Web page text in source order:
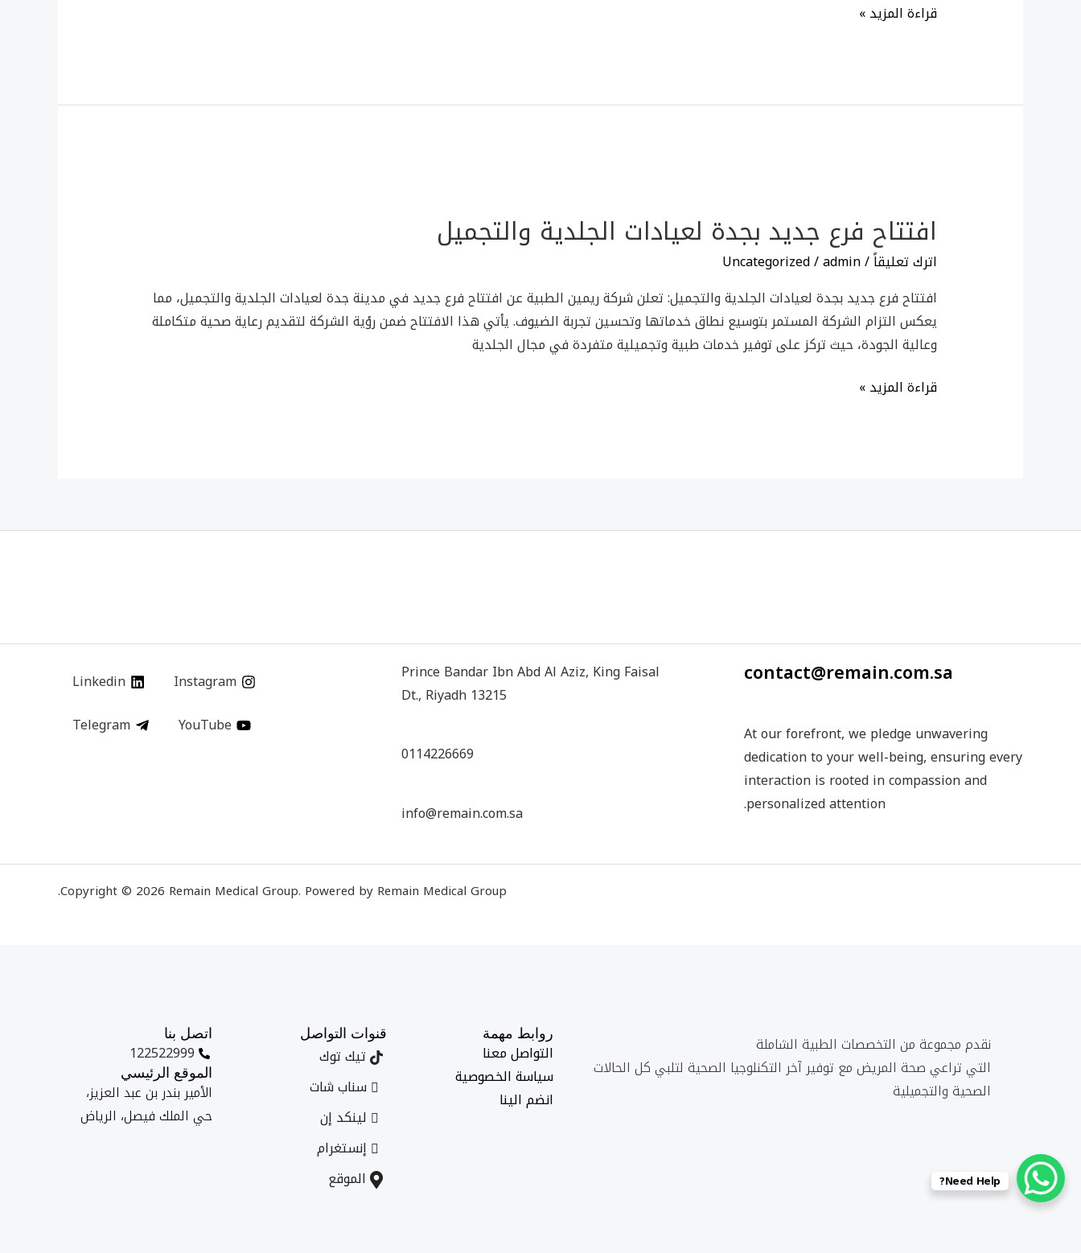
قراءة المزيد »
افتتاح فرع جديد بجدة لعيادات الجلدية والتجميل
اترك تعليقاً/
Uncategorized/admin
افتتاح فرع جديد بجدة لعيادات الجلدية والتجميل: تعلن شركة ريمين الطبية عن افتتاح فرع جديد في مدينة جدة لعيادات الجلدية والتجميل، مما
يعكس التزام الشركة المستمر بتوسيع نطاق خدماتها وتحسين تجربة الضيوف. يأتي هذا الافتتاح ضمن رؤية الشركة لتقديم رعاية صحية متكاملة
وعالية الجودة، حيث تركز على توفير خدمات طبية وتجميلية متفردة في مجال الجلدية
جديد
بجدة
لعيادات
الجلدية
والتجميل
قراءة المزيد »
contact@remain.com.sa
At our forefront, we pledge unwavering
dedication to your well-being, ensuring every
interaction is rooted in compassion and
personalized attention.
Prince Bandar Ibn Abd Al Aziz, King Faisal
Dt., Riyadh 13215
0114226669
info@remain.com.sa
Instagram
Linkedin
YouTube
Telegram
Copyright © 2026 Remain Medical Group. Powered by Remain Medical Group.
نقدم مجموعة من التخصصات الطبية الشاملة
التي تراعي صحة المريض مع توفير آخر التكنلوجيا الصحية لتلبي كل الحالات
الصحية والتجميلية
روابط مهمة
التواصل معنا
سياسة الخصوصية
انضم الينا
قنوات التواصل
تيك توك
سناب شات
لينكد إن
إنستغرام
الموقع
اتصل بنا
122522999
الموقع الرئيسي
الأمير بندر بن عبد العزيز،
حي الملك فيصل، الرياض
Need Help?